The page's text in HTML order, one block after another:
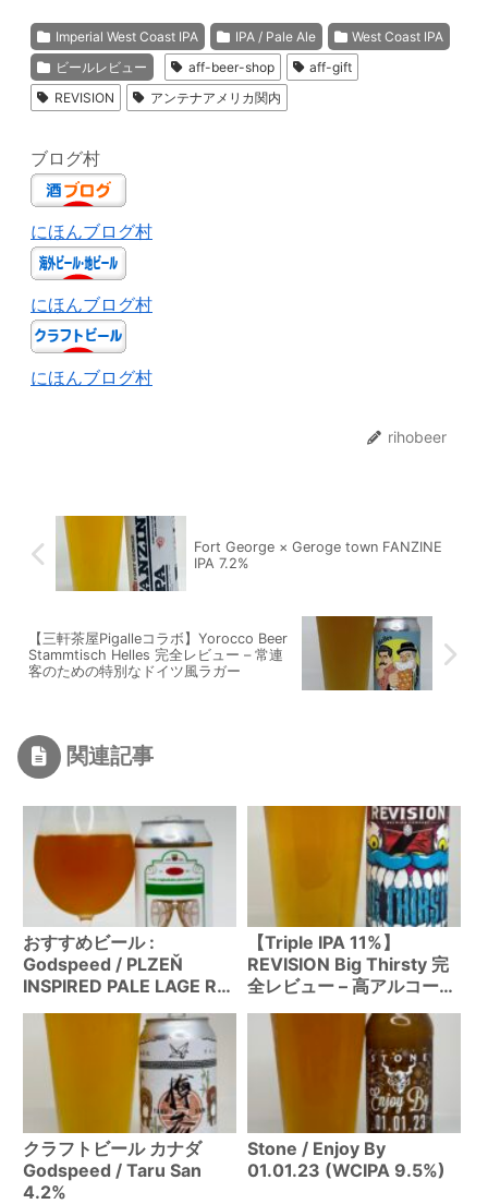
Imperial West Coast IPA IPA / Pale Ale
West Coast IPA
ビールレビュー
aff-beer-shop
aff-gift
REVISION
アンテナアメリカ関内
ブログ村
にほんブログ村
にほんブログ村
にほんブログ村
rihobeer
Fort George × Geroge town FANZINE
IPA 7.2%
【三軒茶屋Pigalleコラボ】Yorocco Beer
Stammtisch Helles 完全レビュー – 常連
客のための特別なドイツ風ラガー
関連記事
おすすめビール :
Godspeed / PLZEŇ
INSPIRED PALE LAGE R
【Triple IPA 11%】
REVISION Big Thirsty 完
全レビュー – 高アルコール
ンス
クラフトビール カナダ
Godspeed / Taru San
4.2%
Stone / Enjoy By
01.01.23 (WCIPA 9.5%)